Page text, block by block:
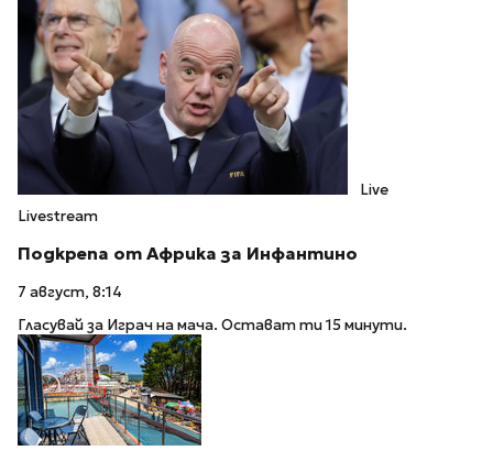
Live
Livestream
Подкрепа от Африка за Инфантино
7 август, 8:14
Гласувай за Играч на мача. Остават ти 15 минути.